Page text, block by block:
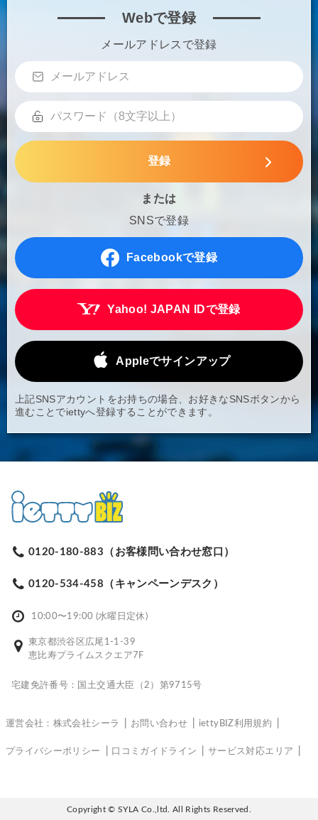
Webで登録
メールアドレスで登録
登録
または
SNSで登録
Facebookで登録
Yahoo! JAPAN IDで登録
Appleでサインアップ
上記SNSアカウントをお持ちの場合、お好きなSNSボタンから
進むことでiettyへ登録することができます。
0120-180-883（お客様問い合わせ窓口）
0120-534-458（キャンペーンデスク）
10:00〜19:00 (水曜日定休)
東京都渋谷区広尾1-1-39
恵比寿プライムスクエア7F
宅建免許番号：国土交通大臣（2）第9715号
運営会社：株式会社シーラ お問い合わせ iettyBIZ利用規約
プライバシーポリシー 口コミガイドライン サービス対応エリア
Copyright © SYLA Co.,ltd. All Rights Reserved.